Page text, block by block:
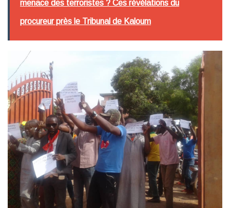
menace des terroristes ? Ces révélations du
procureur près le Tribunal de Kaloum